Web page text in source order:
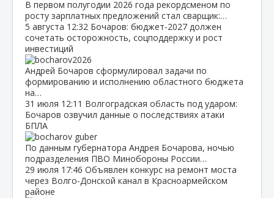
В первом полугодии 2026 года рекордсменом по
росту зарплатных предложений стал сварщик:…
5 августа 12:32 Бочаров: бюджет‑2027 должен
сочетать осторожность, соцподдержку и рост
инвестиций
Андрей Бочаров сформулировал задачи по
формированию и исполнению областного бюджета
на…
31 июля 12:11 Волгоградская область под ударом:
Бочаров озвучил данные о последствиях атаки
БПЛА
По данным губернатора Андрея Бочарова, ночью
подразделения ПВО Минобороны России…
29 июля 17:46 Объявлен конкурс на ремонт моста
через Волго‑Донской канал в Красноармейском
районе